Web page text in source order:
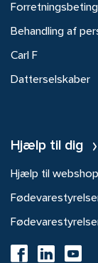
Behandling af
Carl F
Datterselskaber
Hjælp til dig
Hjælp til